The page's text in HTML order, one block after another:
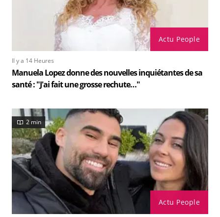
Actu People
Il y a 14 Heures
Manuela Lopez donne des nouvelles inquiétantes de sa
santé : "J'ai fait une grosse rechute…"
Actu People
2 min